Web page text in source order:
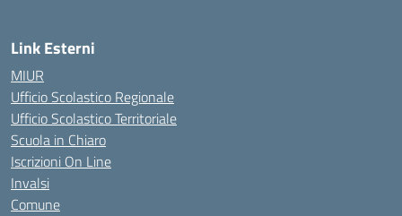
Link Esterni
MIUR
Ufficio Scolastico Regionale
Ufficio Scolastico Territoriale
Scuola in Chiaro
Iscrizioni On Line
Invalsi
Comune